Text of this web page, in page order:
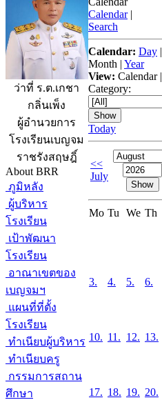
ว่าที่ ร.ต.เกชา
กลิ่นเพ็ง
ผู้อำนวยการ
โรงเรียนเบญจม
ราชรังสฤษฎิ์
About BRR
ภูมิหลัง
ผู้บริหาร
โรงเรียน
เป้าพัฒนา
โรงเรียน
อาณาเขตของ
เบญจมฯ
แผนที่ที่ตั้ง
โรงเรียน
ทำเนียบผู้บริหาร
ทำเนียบครู
กรรมการสถาน
ศึกษา
Calendar |
Search
Calendar: Day |
Month | Year
View: Calendar|
Category:
Today
<<
July
Mo Tu We Th
3. 4. 5. 6.
10. 11. 12. 13.
17. 18. 19. 20.